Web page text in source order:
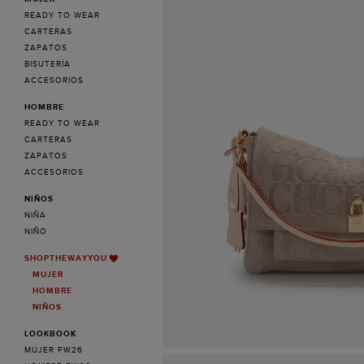
READY TO WEAR
CARTERAS
ZAPATOS
BISUTERÍA
ACCESORIOS
HOMBRE
READY TO WEAR
CARTERAS
ZAPATOS
ACCESORIOS
NIÑOS
NIÑA
NIÑO
SHOPTHEWAYYOU
MUJER
HOMBRE
NIÑOS
LOOKBOOK
MUJER FW26